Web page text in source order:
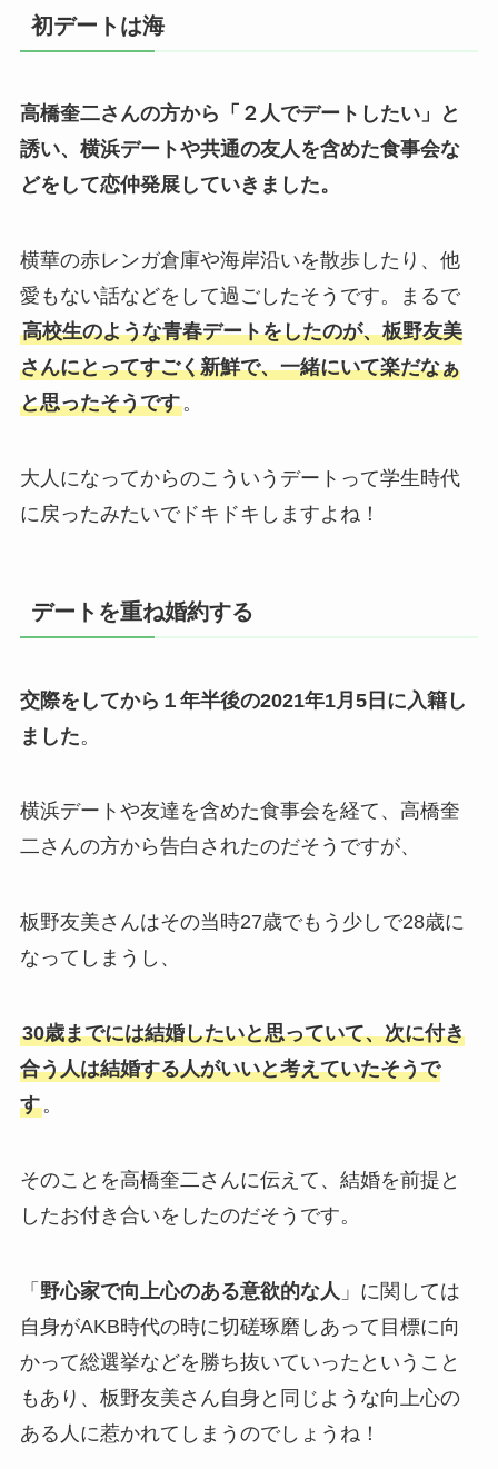
初デートは海
高橋奎二さんの方から「２人でデートしたい」と
誘い、横浜デートや共通の友人を含めた食事会な
どをして恋仲発展していきました。
横華の赤レンガ倉庫や海岸沿いを散歩したり、他
愛もない話などをして過ごしたそうです。まるで
高校生のような青春デートをしたのが、板野友美
さんにとってすごく新鮮で、一緒にいて楽だなぁ
と思ったそうです。
大人になってからのこういうデートって学生時代
に戻ったみたいでドキドキしますよね！
デートを重ね婚約する
交際をしてから１年半後の2021年1月5日に入籍し
ました。
横浜デートや友達を含めた食事会を経て、高橋奎
二さんの方から告白されたのだそうですが、
板野友美さんはその当時27歳でもう少しで28歳に
なってしまうし、
30歳までには結婚したいと思っていて、次に付き
合う人は結婚する人がいいと考えていたそうで
す。
そのことを高橋奎二さんに伝えて、結婚を前提と
したお付き合いをしたのだそうです。
「 野心家で向上心のある意欲的な人 」に関しては
自身がAKB時代の時に切磋琢磨しあって目標に向
かって総選挙などを勝ち抜いていったということ
もあり、板野友美さん自身と同じような向上心の
ある人に惹かれてしまうのでしょうね！